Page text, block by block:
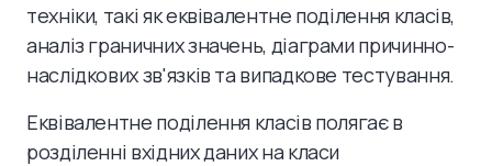
техніки, такі як еквівалентне поділення класів,
аналіз граничних значень, діаграми причинно-
наслідкових зв'язків та випадкове тестування.
Еквівалентне поділення класів полягає в
розділенні вхідних даних на класи